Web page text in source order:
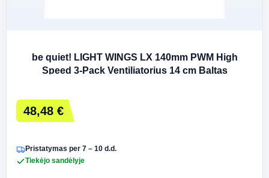
be quiet! LIGHT WINGS LX 140mm PWM High
Speed 3-Pack Ventiliatorius 14 cm Baltas
48,48 €
Pristatymas per 7 – 10 d.d.
Tiekėjo sandėlyje